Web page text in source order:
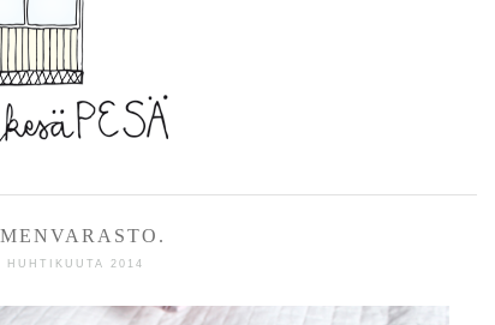
HUHTIKUUTA 2014